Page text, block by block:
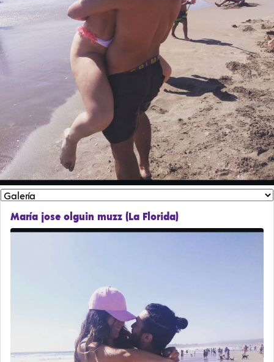
María jose olguin muzz (La Florida)